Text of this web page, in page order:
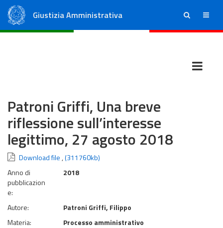
Giustizia Amministrativa ricerca menu
Patroni Griffi, Una breve
riflessione sull’interesse
legittimo, 27 agosto 2018
Download file ,(311760kb)
Anno di
pubblicazion
e:
2018
Autore:
Patroni Griffi, Filippo
Materia:
Processo amministrativo